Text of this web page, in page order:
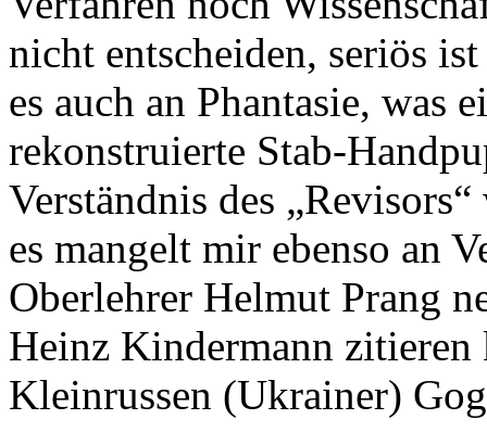
nicht entscheiden, seriös
es auch an Phantasie, was
rekonstruierte Stab-
Verständnis des
es mangelt mir ebenso an
Oberlehrer Helmut Prang
Heinz Kindermann zitieren
Kleinrussen (Ukrainer)